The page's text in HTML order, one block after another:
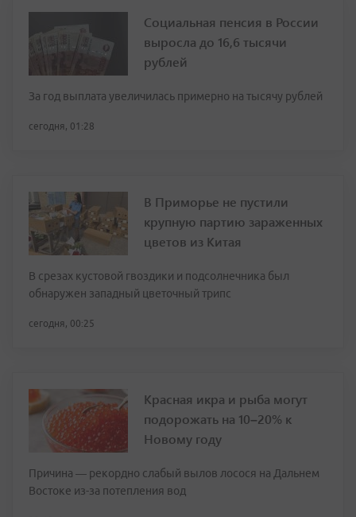
Социальная пенсия в России
выросла до 16,6 тысячи
рублей
За год выплата увеличилась примерно на тысячу рублей
сегодня, 01:28
В Приморье не пустили
крупную партию зараженных
цветов из Китая
В срезах кустовой гвоздики и подсолнечника был
обнаружен западный цветочный трипс
сегодня, 00:25
Красная икра и рыба могут
подорожать на 10–20% к
Новому году
Причина — рекордно слабый вылов лосося на Дальнем
Востоке из-за потепления вод